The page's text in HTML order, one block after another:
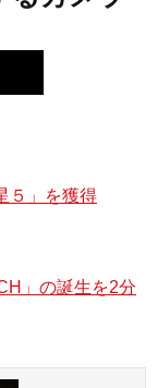
になる状況で自
ラ。すでに実用
ンサーを組み
所への急激な
センサー付きの
５」を獲得
」の誕生を2分